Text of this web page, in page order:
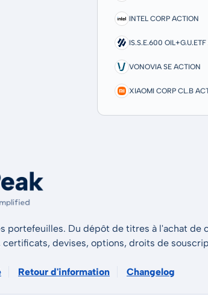
INTEL CORP ACTION
IS.S.E.600 OIL+G.U.ETF
VONOVIA SE ACTION
XIAOMI CORP CL.B
portefeuilles. Du dépôt de titres à l'achat de
devises, options, droits de
Retour d'information Changelog